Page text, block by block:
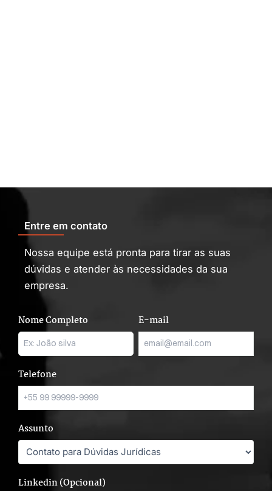
Entre em contato
Nossa equipe está pronta para tirar as suas
dúvidas e atender às necessidades da sua
empresa.
Nome Completo E-mail
Telefone
Assunto
Linkedin (Opcional)